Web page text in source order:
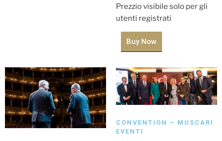
Prezzio visibile solo per gli
utenti registrati
Buy Now
CONVENTION – MUSCARI
EVENTI